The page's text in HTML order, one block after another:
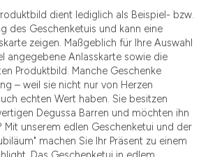
dient lediglich als Beispiel- bzw.
des Geschenketuis und kann eine
zeigen. Maßgeblich für Ihre Auswahl
angegebene Anlasskarte sowie die
Produktbild. Manche Geschenke
– weil sie nicht nur von Herzen
echten Wert haben. Sie besitzen
Degussa Barren und möchten ihn
Mit unserem edlen Geschenketui und der
machen Sie Ihr Präsent zu einem